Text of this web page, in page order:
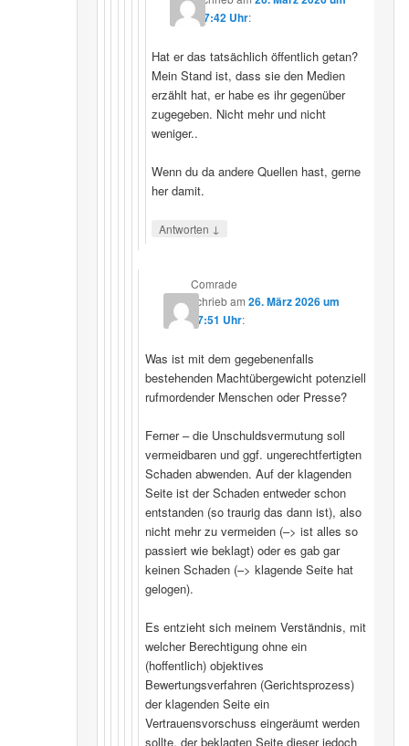
07:42 Uhr:
Hat er das tatsächlich öffentlich getan?
Mein Stand ist, dass sie den Medien
erzählt hat, er habe es ihr gegenüber
zugegeben. Nicht mehr und nicht
weniger..
Wenn du da andere Quellen hast, gerne
her damit.
Antworten ↓
Comrade
schriebam 26. März 2026 um
17:51 Uhr:
Was ist mit dem gegebenenfalls
bestehenden Machtübergewicht potenziell
rufmordender Menschen oder Presse?
Ferner – die Unschuldsvermutung soll
vermeidbaren und ggf. ungerechtfertigten
Schaden abwenden. Auf der klagenden
Seite ist der Schaden entweder schon
entstanden (so traurig das dann ist), also
nicht mehr zu vermeiden (–> ist alles so
passiert wie beklagt) oder es gab gar
keinen Schaden (–> klagende Seite hat
gelogen).
Es entzieht sich meinem Verständnis, mit
welcher Berechtigung ohne ein
(hoffentlich) objektives
Bewertungsverfahren (Gerichtsprozess)
der klagenden Seite ein
Vertrauensvorschuss eingeräumt werden
sollte, der beklagten Seite dieser jedoch